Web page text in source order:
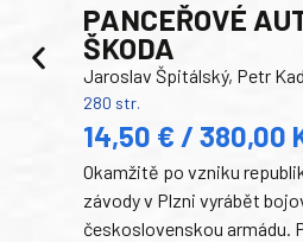
PANCEŘOVÉ
ŠKODA
Jaroslav Špitálský, Petr
280 str.
14,50 € / 380,00
Okamžitě po vzniku
závody v Plzni vyrábět
československou armádu.